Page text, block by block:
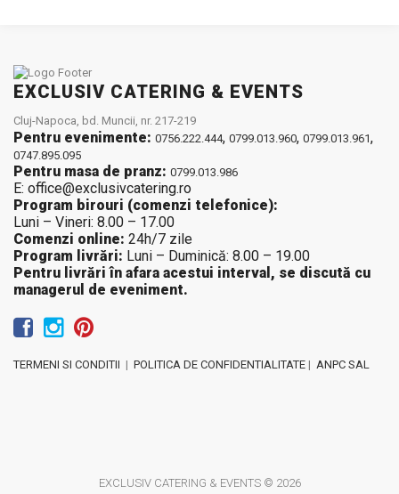
EXCLUSIV CATERING & EVENTS
Cluj-Napoca, bd. Muncii, nr. 217-219
Pentru evenimente: 0756.222.444, 0799.013.960, 0799.013.961,
0747.895.095
Pentru masa de pranz: 0799.013.986
E: office@exclusivcatering.ro
Program birouri (comenzi telefonice):
Luni – Vineri: 8.00 – 17.00
Comenzi online: 24h/7 zile
Program livrări: Luni – Duminică: 8.00 – 19.00
Pentru livrări în afara acestui interval, se discută cu
managerul de eveniment.
TERMENI SI CONDITII | POLITICA DE CONFIDENTIALITATE | ANPC SAL
EXCLUSIV CATERING & EVENTS © 2026